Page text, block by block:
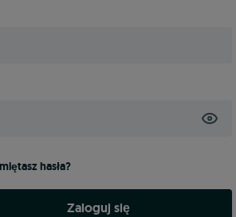
hasła?
Zaloguj się